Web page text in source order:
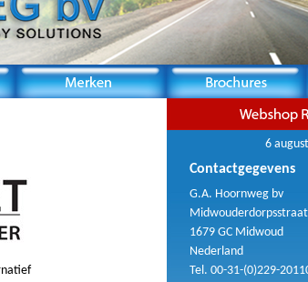
6
Contactgegevens
G.A. Hoornweg bv
1679 GC Midwoud
Nederland
Tel. 00-31-(0)229-